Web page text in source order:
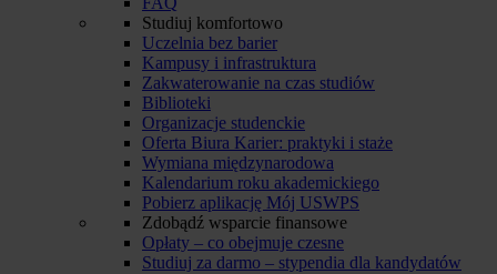
Studiuj komfortowo
Uczelnia bez barier
Kampusy i infrastruktura
Zakwaterowanie na czas studiów
Biblioteki
Organizacje studenckie
Oferta Biura Karier: praktyki i staże
Wymiana międzynarodowa
Kalendarium roku akademickiego
Pobierz aplikację Mój USWPS
Zdobądź wsparcie finansowe
Opłaty – co obejmuje czesne
Studiuj za darmo – stypendia dla kandydatów